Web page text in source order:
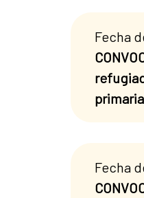
Fecha
Fecha